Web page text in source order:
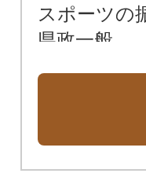
スポーツの
県政一般